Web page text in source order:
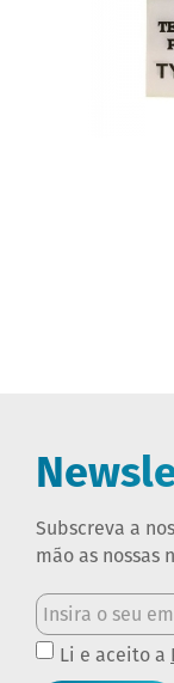
Subscreva a
mão as nossas
Li e aceito a